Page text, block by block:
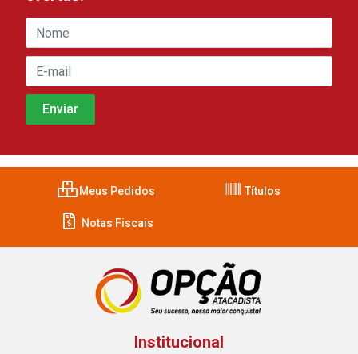
Meus Pedidos Títulos
Notas Fiscais
Institucional